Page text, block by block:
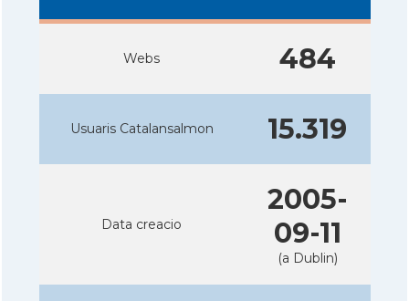
Webs 484
Usuaris Catalansalmon 15.319
Data creacio
2005-
09-11
(a Dublin)